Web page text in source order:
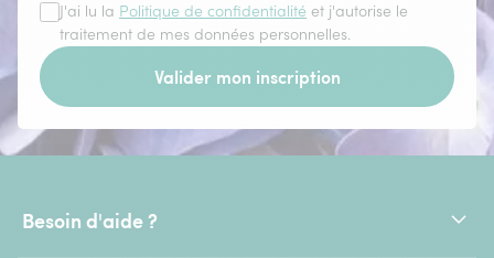
J'ai lu la Politique de confidentialité et j'autorise le
traitement de mes données personnelles.
Valider mon inscription
Besoin d'aide ?